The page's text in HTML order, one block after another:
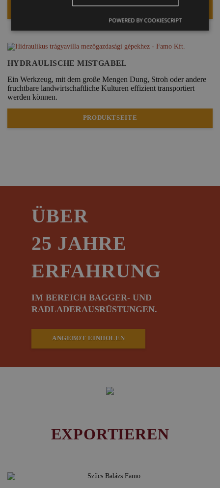
PRODUKTSEITE
HYDRAULISCHE MISTGABEL
Ein Werkzeug, mit dem große Mengen Dung, Stroh oder andere
fruchtbare landwirtschaftliche Kulturen effizient transportiert
werden können.
PRODUKTSEITE
ÜBER
25 JAHRE
ERFAHRUNG
IM BEREICH BAGGER- UND
RADLADERAUSRÜSTUNGEN.
ANGEBOT EINHOLEN
EXPORTIEREN
POWERED BY COOKIESCRIPT